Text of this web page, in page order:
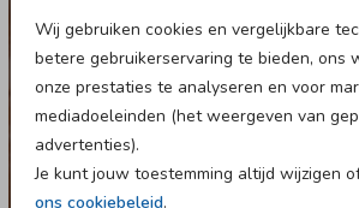
Wij gebruiken cookies en vergelijkbare
betere gebruikerservaring te bieden, ons
onze prestaties te analyseren en voor
mediadoeleinden (het weergeven van
advertenties).
Je kunt jouw toestemming altijd wijzigen
ons cookiebeleid.